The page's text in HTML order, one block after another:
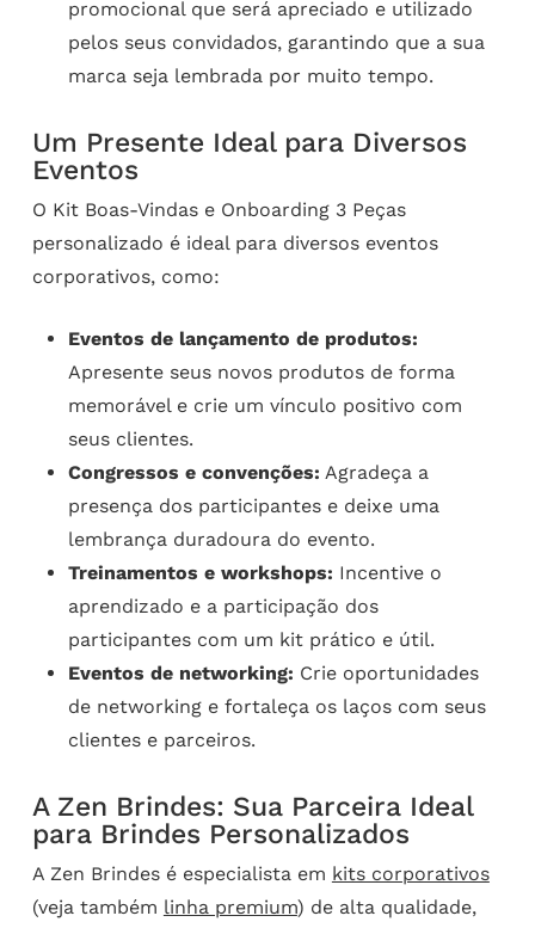
promocional que será apreciado e utilizado
pelos seus convidados, garantindo que a sua
marca seja lembrada por muito tempo.
Um Presente Ideal para Diversos
Eventos
O Kit Boas-Vindas e Onboarding 3 Peças
personalizado é ideal para diversos eventos
corporativos, como:
Eventos de lançamento de produtos:
Apresente seus novos produtos de forma
memorável e crie um vínculo positivo com
seus clientes.
Congressos e convenções: Agradeça a
presença dos participantes e deixe uma
lembrança duradoura do evento.
Treinamentos e workshops: Incentive o
aprendizado e a participação dos
participantes com um kit prático e útil.
Eventos de networking: Crie oportunidades
de networking e fortaleça os laços com seus
clientes e parceiros.
A Zen Brindes: Sua Parceira Ideal
para Brindes Personalizados
A Zen Brindes é especialista em kits corporativos
(veja também linha premium) de alta qualidade,